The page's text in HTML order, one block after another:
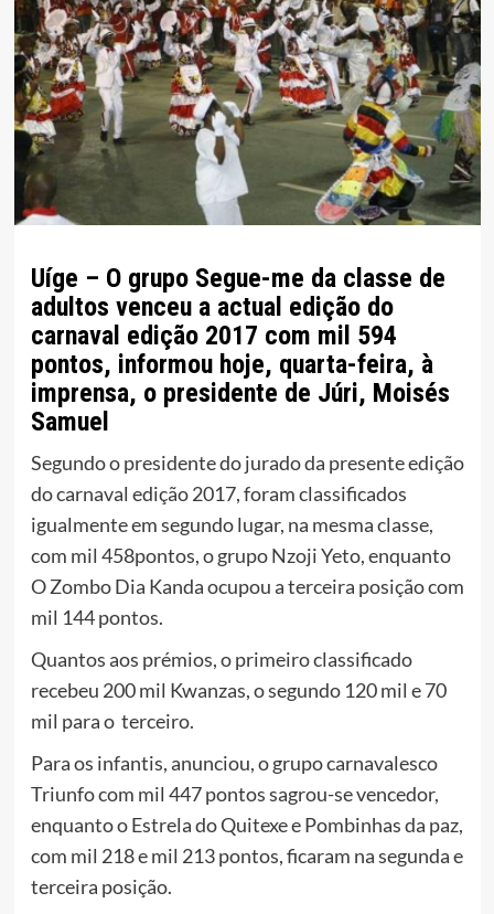
Uíge – O grupo Segue-me da classe de
adultos venceu a actual edição do
carnaval edição 2017 com mil 594
pontos, informou hoje, quarta-feira, à
imprensa, o presidente de Júri, Moisés
Samuel
Segundo o presidente do jurado da presente edição
do carnaval edição 2017, foram classificados
igualmente em segundo lugar, na mesma classe,
com mil 458pontos, o grupo Nzoji Yeto, enquanto
O Zombo Dia Kanda ocupou a terceira posição com
mil 144 pontos.
Quantos aos prémios, o primeiro classificado
recebeu 200 mil Kwanzas, o segundo 120 mil e 70
mil para o terceiro.
Para os infantis, anunciou, o grupo carnavalesco
Triunfo com mil 447 pontos sagrou-se vencedor,
enquanto o Estrela do Quitexe e Pombinhas da paz,
com mil 218 e mil 213 pontos, ficaram na segunda e
terceira posição.